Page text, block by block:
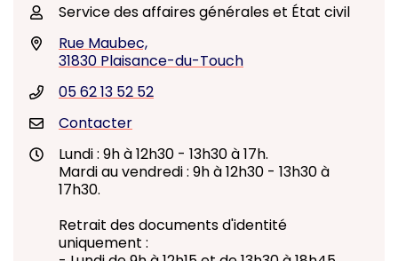
Service des affaires générales et État civil
Rue Maubec,
31830 Plaisance-du-Touch
05 62 13 52 52
Contacter
Lundi : 9h à 12h30 - 13h30 à 17h.
Mardi au vendredi : 9h à 12h30 - 13h30 à
17h30.
Retrait des documents d'identité
uniquement :